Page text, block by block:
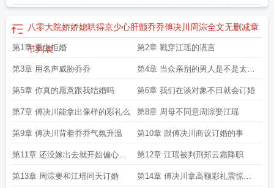
八零大院娇娇媳哄得京少心肝颤乔乔傅决川周淙全文无删减章
节列表
第1章 重生拒婚 第2章 戳穿江瑶的谎言
第3章 用名声威胁乔乔 第4章 当众亲别的男人是不是太浪
荡了点
第5章 你真的愿意跟我结婚吗 第6章 我们在谈对象不日就会订婚
第7章 傅决川能拿出像样的彩礼么 第8章 周母不同意周淙娶江瑶
第9章 傅决川背着乔乔气氛升温 第10章 跟傅决川商议订婚的事
第11章 还没嫁出去就开始偏心对
象
第12章 江瑶被判刑郑云霜降职
第13章 周淙要和江瑶同天订婚 第14章 傅决川拿高额彩礼震惊全